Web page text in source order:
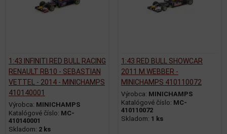
1:43 INFINITI RED BULL RACING
RENAULT RB10 - SEBASTIAN
VETTEL - 2014 - MINICHAMPS
410140001
Výrobca: MINICHAMPS
Katalógové číslo: MC-
410140001
Skladom: 2 ks
1:43 RED BULL SHOWCAR
2011 M.WEBBER -
MINICHAMPS 410110072
Výrobca: MINICHAMPS
Katalógové číslo: MC-
410110072
Skladom: 1 ks